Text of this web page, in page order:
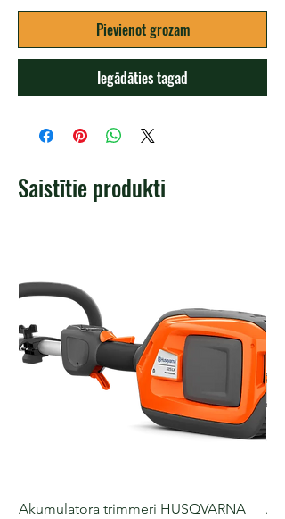
Pievienot grozam
Iegādāties tagad
Saistītie produkti
Akumulatora trimmeri HUSQVARNA